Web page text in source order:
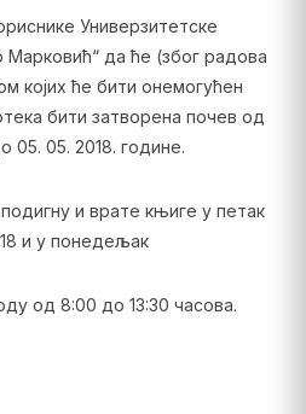
Универзитетске
да ће (због радова
којих ће бити онемогућен
бити затворена почев од
05. 05. 2018. године.
и врате књиге у петак
и у понедељак
од 8:00 до 13:30 часова.